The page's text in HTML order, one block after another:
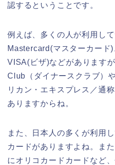
認するということです。
例えば、多くの人が利用し
Mastercard(マスターカード
VISA(ビザ)などがあります
Club（ダイナースクラブ）
リカン・エキスプレス／通
ありますからね。
また、日本人の多くが利用
カードがありますよね。ま
にオリコカードカードなど